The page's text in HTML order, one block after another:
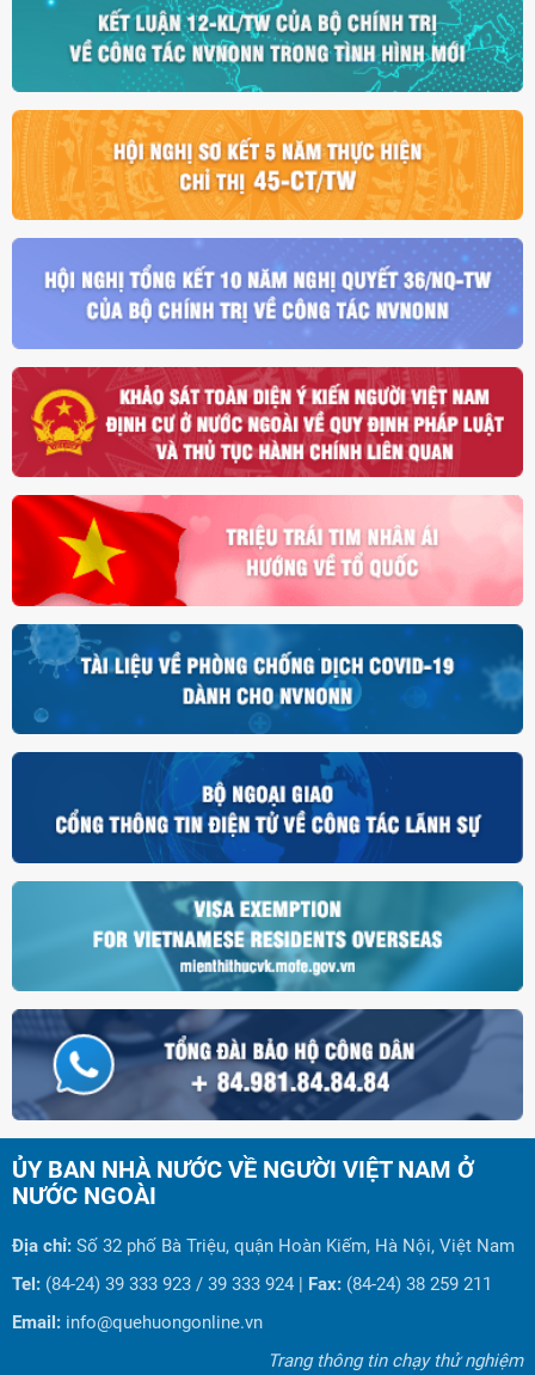
ỦY BAN NHÀ NƯỚC VỀ NGƯỜI VIỆT NAM Ở
NƯỚC NGOÀI
Địa chỉ: Số 32 phố Bà Triệu, quận Hoàn Kiếm, Hà Nội, Việt Nam
Tel: (84-24) 39 333 923 / 39 333 924 | Fax: (84-24) 38 259 211
Email: info@quehuongonline.vn
Trang thông tin chạy thử nghiệm